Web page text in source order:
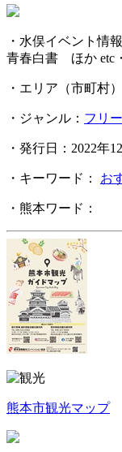
・水俣イベント情
青春白書 ほか etc
・エリア（市町村）
・ジャンル： フリ
・発行日：2022年
・キーワード： お
・熊本ワード：
熊本市観光マップ